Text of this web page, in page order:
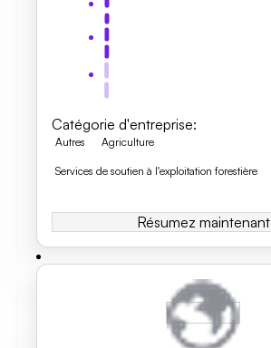
Catégorie d'entreprise:
Autres Agriculture
Services de soutien à l'exploitation forestière
Résumez maintenant